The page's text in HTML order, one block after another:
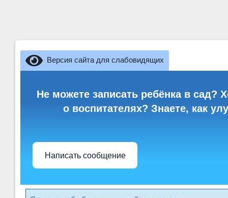
Версия сайта для слабовидящих
Не можете записать ребёнка в сад?
о воспитателях? Знаете, как
Написать сообщение